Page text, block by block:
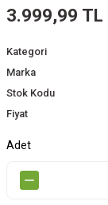
3.999,99 TL
Kategori
Marka
Stok Kodu
Fiyat
Adet